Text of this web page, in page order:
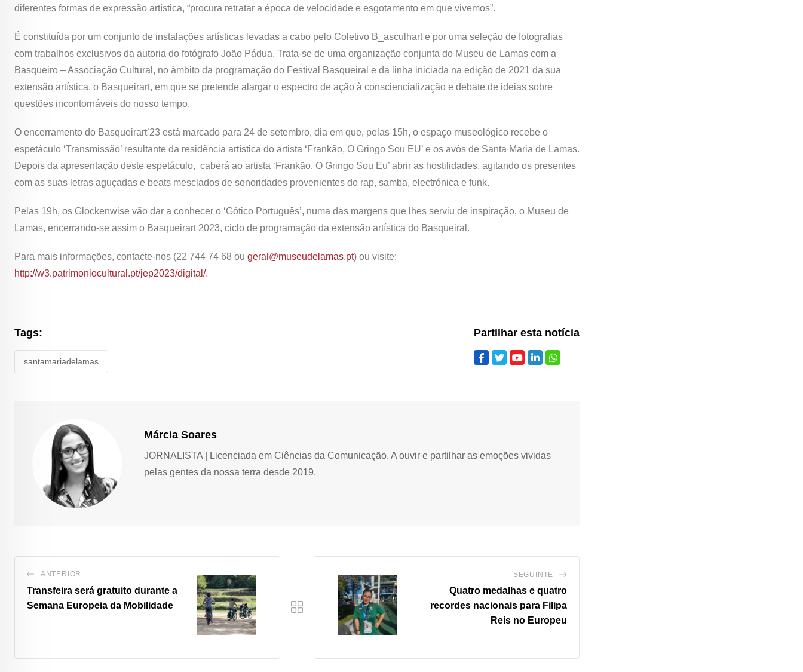
diferentes formas de expressão artística, “procura retratar a época de velocidade e esgotamento em que vivemos”.
É constituída por um conjunto de instalações artísticas levadas a cabo pelo Coletivo B_asculhart e por uma seleção de fotografias
com trabalhos exclusivos da autoria do fotógrafo João Pádua. Trata-se de uma organização conjunta do Museu de Lamas com a
Basqueiro – Associação Cultural, no âmbito da programação do Festival Basqueiral e da linha iniciada na edição de 2021 da sua
extensão artística, o Basqueirart, em que se pretende alargar o espectro de ação à consciencialização e debate de ideias sobre
questões incontornáveis do nosso tempo.
O encerramento do Basqueirart’23 está marcado para 24 de setembro, dia em que, pelas 15h, o espaço museológico recebe o
espetáculo ‘Transmissão’ resultante da residência artística do artista ‘Frankão, O Gringo Sou EU’ e os avós de Santa Maria de Lamas.
Depois da apresentação deste espetáculo, caberá ao artista ‘Frankão, O Gringo Sou Eu’ abrir as hostilidades, agitando os presentes
com as suas letras aguçadas e beats mesclados de sonoridades provenientes do rap, samba, electrónica e funk.
Pelas 19h, os Glockenwise vão dar a conhecer o ‘Gótico Português’, numa das margens que lhes serviu de inspiração, o Museu de
Lamas, encerrando-se assim o Basqueirart 2023, ciclo de programação da extensão artística do Basqueiral.
Para mais informações, contacte-nos (22 744 74 68 ou geral@museudelamas.pt) ou visite:
http://w3.patrimoniocultural.pt/jep2023/digital/.
Tags:
santamariadelamas
Partilhar esta notícia
Márcia Soares
JORNALISTA | Licenciada em Ciências da Comunicação. A ouvir e partilhar as emoções vividas
pelas gentes da nossa terra desde 2019.
ANTERIOR
Transfeira será gratuito durante a
Semana Europeia da Mobilidade
SEGUINTE
Quatro medalhas e quatro
recordes nacionais para Filipa
Reis no Europeu